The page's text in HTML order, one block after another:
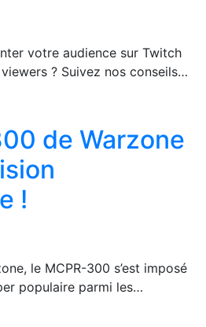
votre audience sur Twitch
? Suivez nos conseils…
de Warzone
!
le MCPR-300 s’est imposé
populaire parmi les…